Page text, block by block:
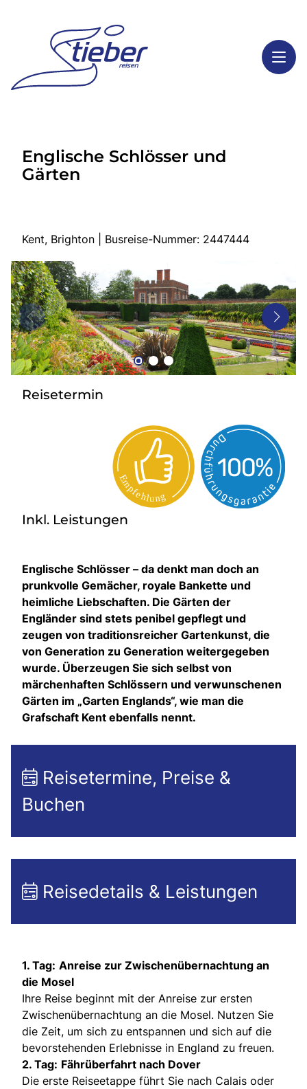
Highlights
Service
Start
Busreisen
Bus mieten
Gutscheine
Kontakt
Englische Schlösser und
Gärten
Kent, Brighton | Busreise-Nummer: 2447444
Reisetermin
Inkl. Leistungen
Englische Schlösser – da denkt man doch an
prunkvolle Gemächer, royale Bankette und
heimliche Liebschaften. Die Gärten der
Engländer sind stets penibel gepflegt und
zeugen von traditionsreicher Gartenkunst, die
von Generation zu Generation weitergegeben
wurde. Überzeugen Sie sich selbst von
märchenhaften Schlössern und verwunschenen
Gärten im „Garten Englands“, wie man die
Grafschaft Kent ebenfalls nennt.
Reisetermine, Preise &
Buchen
Reisedetails & Leistungen
1. Tag: Anreise zur Zwischenübernachtung an
die Mosel
Ihre Reise beginnt mit der Anreise zur ersten
Zwischenübernachtung an die Mosel. Nutzen Sie
die Zeit, um sich zu entspannen und sich auf die
bevorstehenden Erlebnisse in England zu freuen.
2. Tag: Fährüberfahrt nach Dover
Die erste Reiseetappe führt Sie nach Calais oder